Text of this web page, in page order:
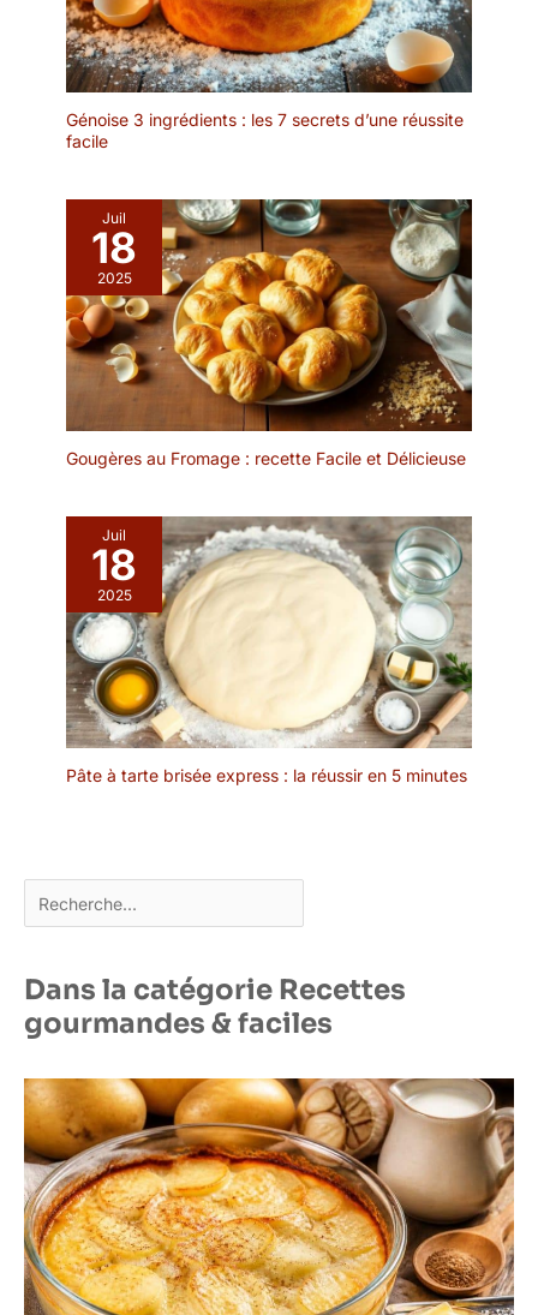
main.
environnementales et
alimentaires strictes. Elle
est recouverte d'émail
haute qualité
parfaitement lisse, brillant
est muni d'anses qui
offrent une préhension
sûre et aisée lors des
manipulations et
possède des rebords
hauts pour cuisiner
toutes sortes de plats
sans risque de
débordement.
L’EXCELLENCE
PEUGEOT :
Emblématique du savoir-
s’invite sur les tables des
grands cuisiniers depuis
plus de 200 ans avec
ses moulins à poivre, à
sel, à épices, à café, ses
plats en céramique pour
le four et ses accessoires
œnologiques.
Génoise 3 ingrédients : les 7 secrets d’une réussite
facile
Juil
18
2025
Gougères au Fromage : recette Facile et Délicieuse
Juil
18
2025
Pâte à tarte brisée express : la réussir en 5 minutes
Rechercher
Dans la catégorie Recettes
gourmandes & faciles